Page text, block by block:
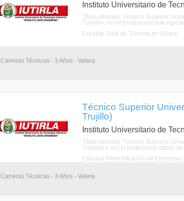
Instituto Universitario de
Título ofrecido: Técnico Superior
Turismo, es un profesional que
Estudiar Guía de Turismo en Valera
Carreras Técnicas - 3 Años - Valera
Técnico Superior
Trujillo)
Instituto Universitario de
Título ofrecido: Técnico Superior
Tributaria, es un profesional capaz
Estudiar Administración de Empresas
Carreras Técnicas - 3 Años - Valera